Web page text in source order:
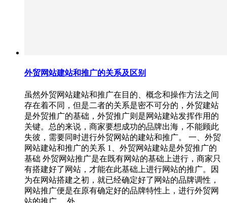
外贸网站建站和推广的关系及区别
虽然外贸网站建站和推广在目的、概念和操作方法之间
存在着不同，但是二者的关系是密不可分的，外贸建站
是外贸推广的基础，外贸推广则是网站建站发挥作用的
关键。总的来说，商家要想成功的品牌出海，不能顾此
失彼，需要同时进行外贸网站的建站和推广。 一、外贸
网站建站和推广的关系 1、外贸网站建站是外贸推广的
基础 外贸网站推广是在既有网站的基础上进行，商家只
有搭建好了网站，才能在此基础上进行网站的推广。因
为在网站搭建之初，就已经确定好了网站的品牌调性，
网站推广便是在原有确定好的品牌特性上，进行外贸网
站的推广。 外…